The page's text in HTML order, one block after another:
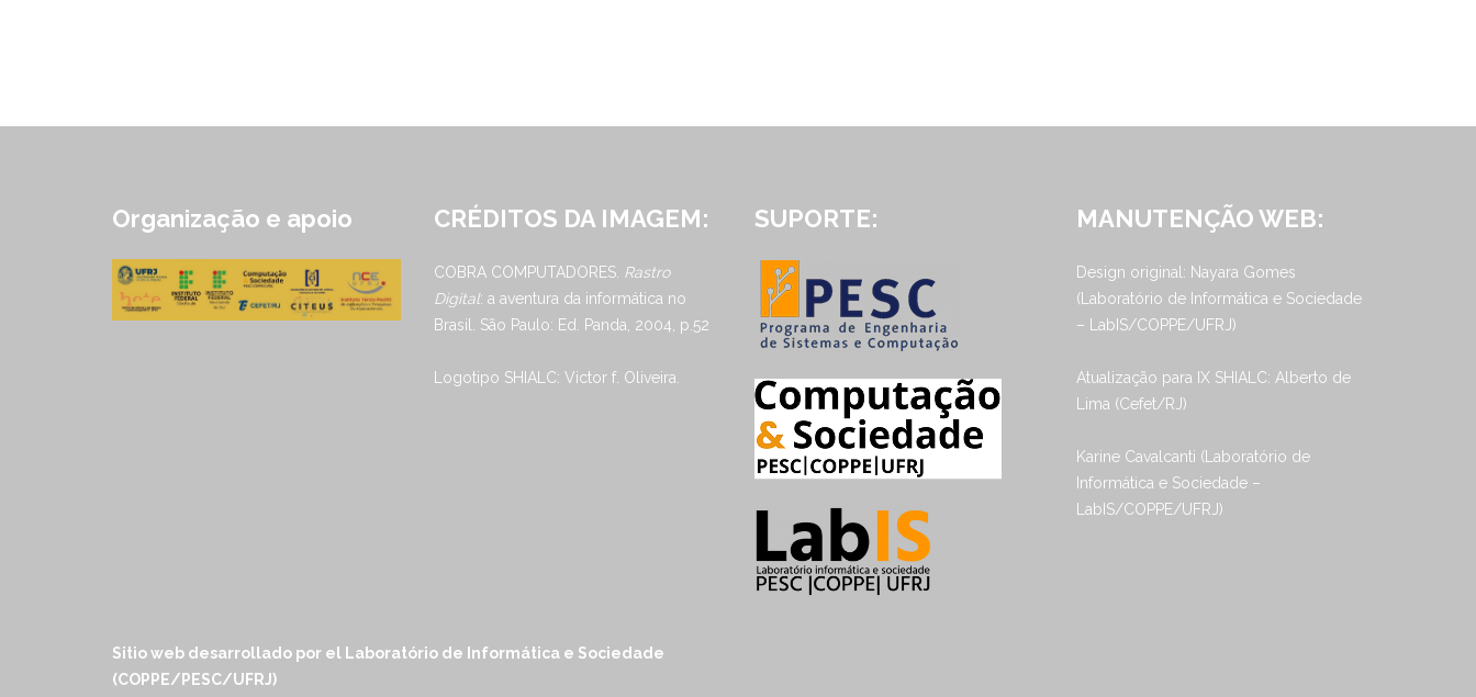
Organização e apoio CRÉDITOS DA IMAGEM:
COBRA COMPUTADORES. Rastro
Digital: a aventura da informática no
Brasil. São Paulo: Ed. Panda, 2004, p.52
Logotipo SHIALC: Victor f. Oliveira.
SUPORTE: MANUTENÇÃO WEB:
Design original: Nayara Gomes
(Laboratório de Informática e Sociedade
– LabIS/COPPE/UFRJ)
Atualização para IX SHIALC: Alberto de
Lima (Cefet/RJ)
Karine Cavalcanti (Laboratório de
Informática e Sociedade –
LabIS/COPPE/UFRJ)
Sitio web desarrollado por el Laboratório de Informática e Sociedade
(COPPE/PESC/UFRJ)